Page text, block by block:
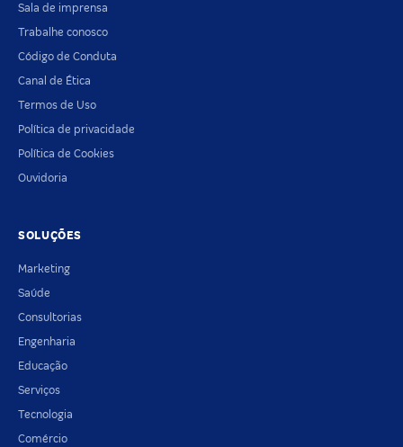
Sala de imprensa
Trabalhe conosco
Código de Conduta
Canal de Ética
Termos de Uso
Política de privacidade
Política de Cookies
Ouvidoria
SOLUÇÕES
Marketing
Saúde
Consultorias
Engenharia
Educação
Serviços
Tecnologia
Comércio